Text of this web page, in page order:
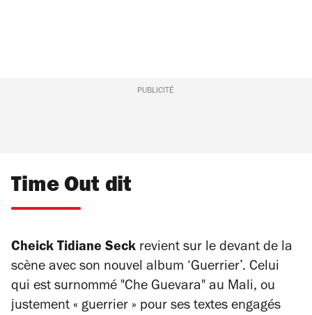
PUBLICITÉ
Time Out dit
Cheick Tidiane Seck revient sur le devant de la
scène avec son nouvel album ‘Guerrier’. Celui
qui est surnommé "Che Guevara" au Mali, ou
justement « guerrier » pour ses textes engagés